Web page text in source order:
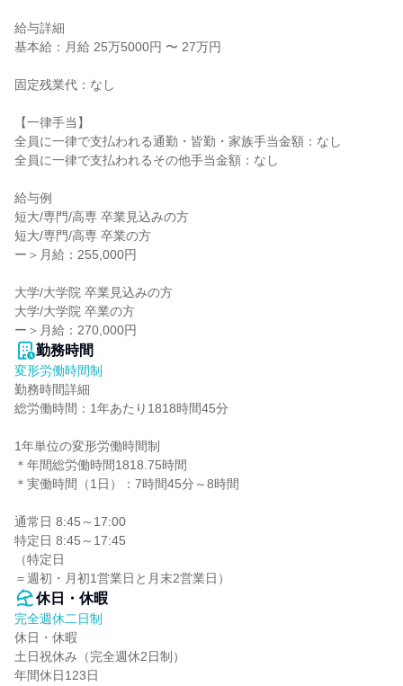
給与詳細
基本給：月給 25万5000円 〜 27万円
固定残業代：なし
【一律手当】
全員に一律で支払われる通勤・皆勤・家族手当金額：なし
全員に一律で支払われるその他手当金額：なし
給与例
短大/専門/高専 卒業見込みの方
短大/専門/高専 卒業の方
ー＞月給：255,000円
大学/大学院 卒業見込みの方
大学/大学院 卒業の方
ー＞月給：270,000円
勤務時間
変形労働時間制
勤務時間詳細
総労働時間：1年あたり1818時間45分
1年単位の変形労働時間制
＊年間総労働時間1818.75時間
＊実働時間（1日）：7時間45分～8時間
通常日 8:45～17:00
特定日 8:45～17:45
（特定日
＝週初・月初1営業日と月末2営業日）
休日・休暇
完全週休二日制
休日・休暇
土日祝休み（完全週休2日制）
年間休日123日